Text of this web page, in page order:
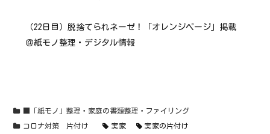
（22日目）脱捨てられネーゼ！「オレンジページ」掲載
＠紙モノ整理・デジタル情報
■「紙モノ」整理・家庭の書類整理・ファイリング
コロナ対策 片付け 実家 実家の片付け